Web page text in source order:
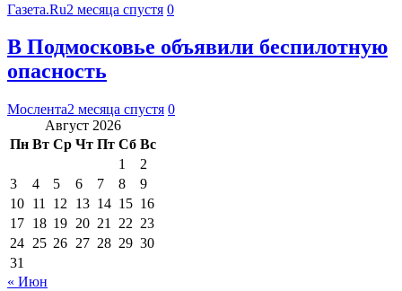
Газета.Ru2 месяца спустя 0
В Подмосковье объявили беспилотную
опасность
Мослента2 месяца спустя 0
Август 2026
Пн Вт Ср Чт Пт Сб Вс
1
2
3
4 5 6 7 8
9
10 11 12 13 14 15 16
17 18 19 20 21 22 23
24 25 26 27 28 29 30
31
« Июн